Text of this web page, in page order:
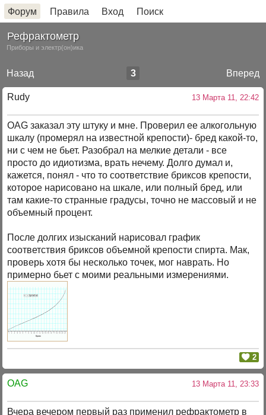
Форум Правила Вход Поиск
Рефрактометр
Приборы и электр(он)ика
Назад Вперед
3
Rudy 13 Марта 11, 22:42
OAG заказал эту штуку и мне. Проверил ее алкогольную
шкалу (промерял на известной крепости)- бред какой-то,
ни с чем не бьет. Разобрал на мелкие детали - все
просто до идиотизма, врать нечему. Долго думал и,
кажется, понял - что то соответствие бриксов крепости,
которое нарисовано на шкале, или полный бред, или
там какие-то странные градусы, точно не массовый и не
объемный процент.
После долгих изысканий нарисовал график
соответствия бриксов объемной крепости спирта. Мак,
проверь хотя бы несколько точек, мог наврать. Но
примерно бьет с моими реальными измерениями.
2
OAG 13 Марта 11, 23:33
Вчера вечером первый раз применил рефрактометр в